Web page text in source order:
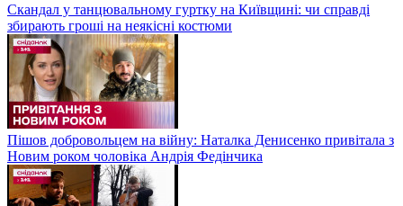
Скандал у танцювальному гуртку на Київщині: чи справді
збирають гроші на неякісні костюми
Пішов добровольцем на війну: Наталка Денисенко привітала з
Новим роком чоловіка Андрія Федінчика